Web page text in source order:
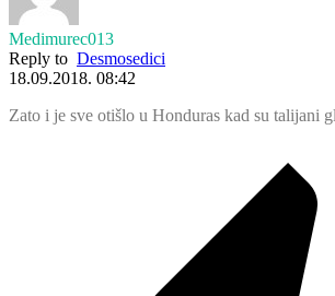
Medimurec013
Reply to Desmosedici
18.09.2018. 08:42
Zato i je sve otišlo u Honduras kad su talijani